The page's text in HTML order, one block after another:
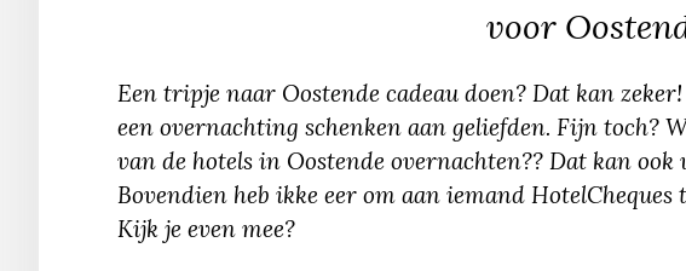
voor
Een tripje naar Oostende cadeau doen? Dat kan
een overnachting schenken aan geliefden. Fijn toch?
van de hotels in Oostende overnachten?? Dat kan ook
Bovendien heb ikke eer om aan iemand
Kijk je even mee?